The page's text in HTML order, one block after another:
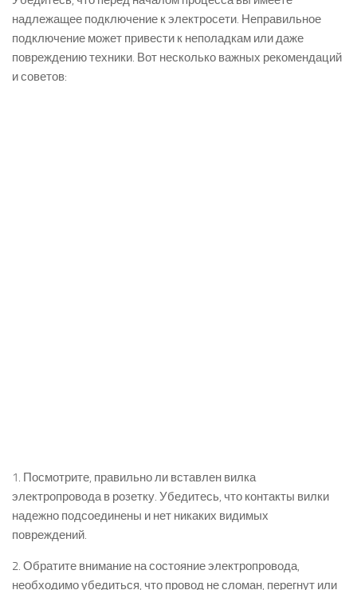
надлежащее подключение к электросети. Неправильное
подключение может привести к неполадкам или даже
повреждению техники. Вот несколько важных рекомендаций
и советов:
1. Посмотрите, правильно ли вставлен вилка
электропровода в розетку. Убедитесь, что контакты вилки
надежно подсоединены и нет никаких видимых
повреждений.
2. Обратите внимание на состояние электропровода,
необходимо убедиться, что провод не сломан, перегнут или